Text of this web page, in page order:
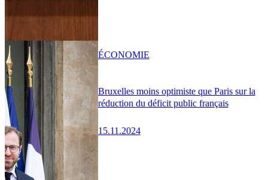
Bruxelles moins optimiste que Paris sur la
réduction du déficit public français
15.11.2024
ÉCONOMIE